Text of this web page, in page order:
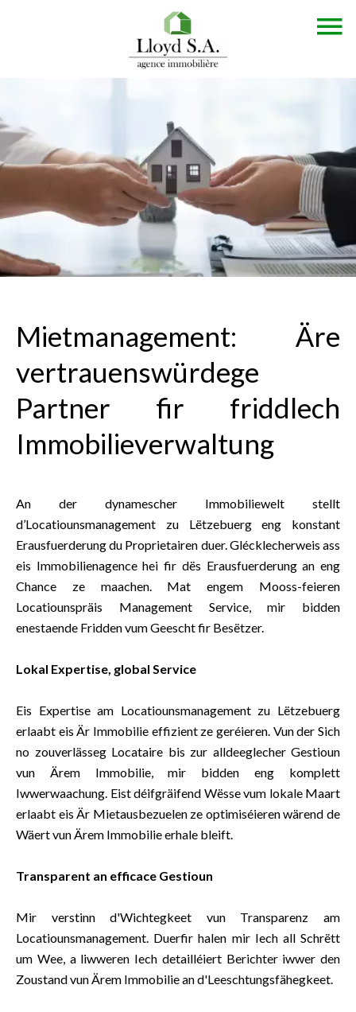
Mietmanagement: Äre
vertrauenswürdege
Partner fir friddlech
Immobilieverwaltung
An der dynamescher Immobiliewelt stellt
d’Locatiounsmanagement zu Lëtzebuerg eng konstant
Erausfuerderung du Proprietairen duer. Glécklecherweis ass
eis Immobilienagence hei fir dës Erausfuerderung an eng
Chance ze maachen. Mat engem Mooss-feieren
Locatiounspräis Management Service, mir bidden
enestaende Fridden vum Geescht fir Besëtzer.
Lokal Expertise, global Service
Eis Expertise am Locatiounsmanagement zu Lëtzebuerg
erlaabt eis Är Immobilie effizient ze geréieren. Vun der Sich
no zouverlässeg Locataire bis zur alldeeglecher Gestioun
vun Ärem Immobilie, mir bidden eng komplett
Iwwerwaachung. Eist déifgräifend Wësse vum lokale Maart
erlaabt eis Är Mietausbezuelen ze optimiséieren wärend de
Wäert vun Ärem Immobilie erhale bleift.
Transparent an efficace Gestioun
Mir verstinn d'Wichtegkeet vun Transparenz am
Locatiounsmanagement. Duerfir halen mir Iech all Schrëtt
um Wee, a liwweren Iech detailléiert Berichter iwwer den
Zoustand vun Ärem Immobilie an d'Leeschtungsfähegkeet.